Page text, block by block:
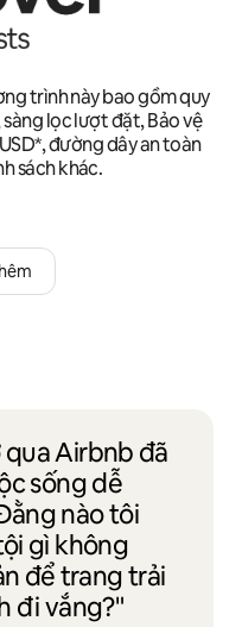
trình này bao gồm quy
lọc lượt đặt, Bảo vệ
đường dây an toàn
sách khác.
Airbnb đã
sống dễ
nào tôi
gì không
để trang trải
đi vắng?"